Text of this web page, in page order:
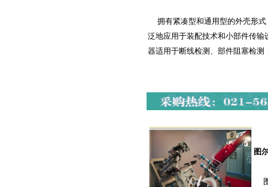
拥有紧凑型和通用型的外壳形式
泛地应用于装配技术和小部件传
器适用于断线检测、部件阻塞检
图
图